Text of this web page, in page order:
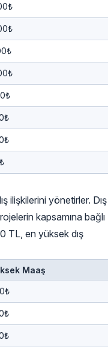
ilişkilerini yönetirler. Dış
kapsamına bağlı
TL, en yüksek dış
Maaş